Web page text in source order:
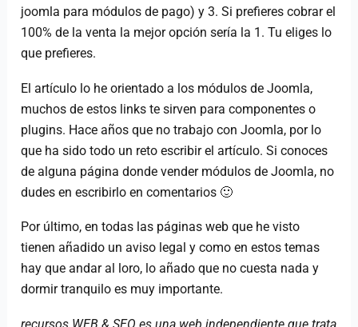
joomla para módulos de pago) y 3. Si prefieres cobrar el
100% de la venta la mejor opción sería la 1. Tu eliges lo
que prefieres.
El artículo lo he orientado a los módulos de Joomla,
muchos de estos links te sirven para componentes o
plugins. Hace años que no trabajo con Joomla, por lo
que ha sido todo un reto escribir el artículo. Si conoces
de alguna página donde vender módulos de Joomla, no
dudes en escribirlo en comentarios 🙂
Por último, en todas las páginas web que he visto
tienen añadido un aviso legal y como en estos temas
hay que andar al loro, lo añado que no cuesta nada y
dormir tranquilo es muy importante.